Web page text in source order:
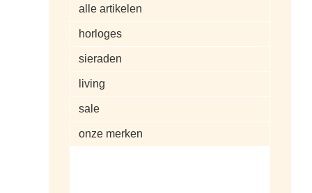
alle artikelen
horloges
sieraden
living
sale
onze merken